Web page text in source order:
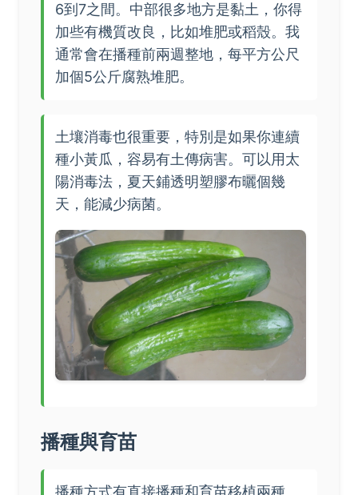
6到7之間。中部很多地方是黏土，你得
加些有機質改良，比如堆肥或稻殼。我
通常會在播種前兩週整地，每平方公尺
加個5公斤腐熟堆肥。
土壤消毒也很重要，特別是如果你連續
種小黃瓜，容易有土傳病害。可以用太
陽消毒法，夏天鋪透明塑膠布曬個幾
天，能減少病菌。
播種與育苗
播種方式有直接播種和育苗移植兩種。